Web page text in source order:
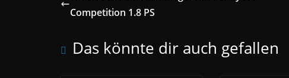
Competition 1.8 PS
Das könnte dir auch gefallen